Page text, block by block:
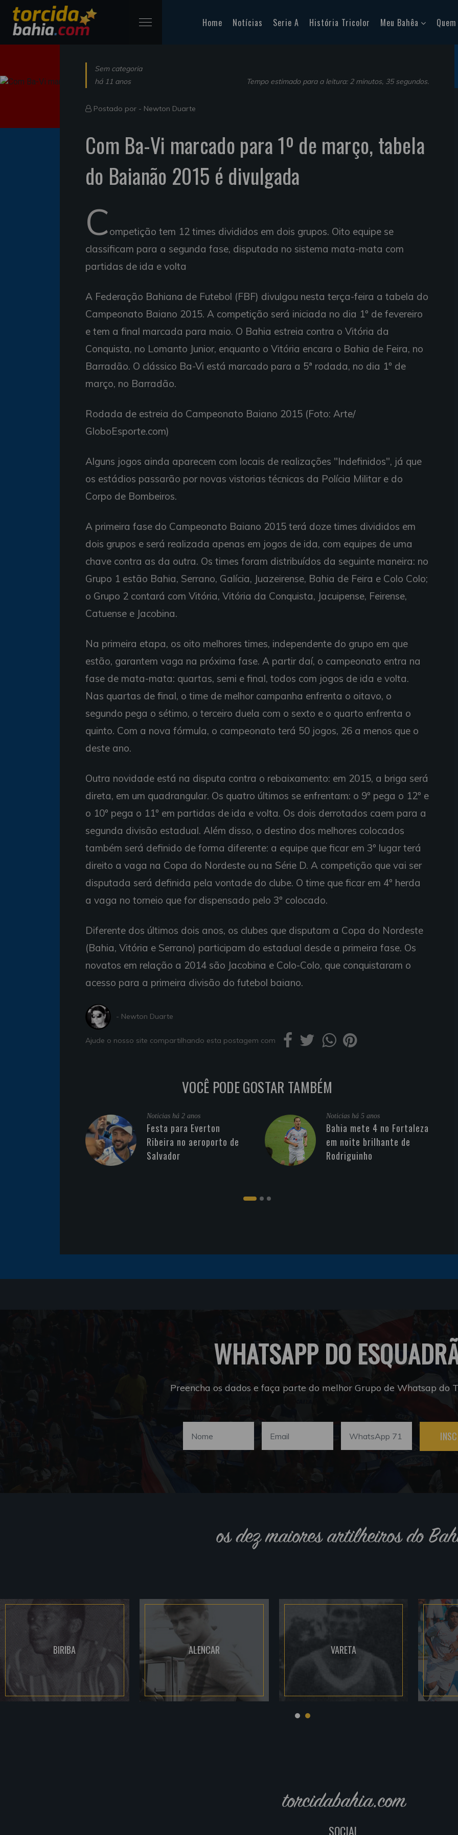
Home Notícias Serie A História Tricolor Meu Bahêa
Sem categoria
há 11 anos
Tempo estimado para a leitura: 2 minutos, 35 segundos.
Postado por - Newton Duarte
Com Ba-Vi marcado para 1º de março, tabela
do Baianão 2015 é divulgada
Competição tem 12 times divididos em dois grupos. Oito equipe se
classificam para a segunda fase, disputada no sistema mata-mata com
partidas de ida e volta
A Federação Bahiana de Futebol (FBF) divulgou nesta terça-feira a tabela do
Campeonato Baiano 2015. A competição será iniciada no dia 1º de fevereiro
e tem a final marcada para maio. O Bahia estreia contra o Vitória da
Conquista, no Lomanto Junior, enquanto o Vitória encara o Bahia de Feira, no
Barradão. O clássico Ba-Vi está marcado para a 5ª rodada, no dia 1º de
março, no Barradão.
Rodada de estreia do Campeonato Baiano 2015 (Foto: Arte/
GloboEsporte.com)
Alguns jogos ainda aparecem com locais de realizações "Indefinidos", já que
os estádios passarão por novas vistorias técnicas da Polícia Militar e do
Corpo de Bombeiros.
A primeira fase do Campeonato Baiano 2015 terá doze times divididos em
dois grupos e será realizada apenas em jogos de ida, com equipes de uma
chave contra as da outra. Os times foram distribuídos da seguinte maneira: no
Grupo 1 estão Bahia, Serrano, Galícia, Juazeirense, Bahia de Feira e Colo Colo;
o Grupo 2 contará com Vitória, Vitória da Conquista, Jacuipense, Feirense,
Catuense e Jacobina.
Na primeira etapa, os oito melhores times, independente do grupo em que
estão, garantem vaga na próxima fase. A partir daí, o campeonato entra na
fase de mata-mata: quartas, semi e final, todos com jogos de ida e volta.
Nas quartas de final, o time de melhor campanha enfrenta o oitavo, o
segundo pega o sétimo, o terceiro duela com o sexto e o quarto enfrenta o
quinto. Com a nova fórmula, o campeonato terá 50 jogos, 26 a menos que o
deste ano.
Outra novidade está na disputa contra o rebaixamento: em 2015, a briga será
direta, em um quadrangular. Os quatro últimos se enfrentam: o 9º pega o 12º e
o 10º pega o 11º em partidas de ida e volta. Os dois derrotados caem para a
segunda divisão estadual. Além disso, o destino dos melhores colocados
também será definido de forma diferente: a equipe que ficar em 3º lugar terá
direito a vaga na Copa do Nordeste ou na Série D. A competição que vai ser
disputada será definida pela vontade do clube. O time que ficar em 4º herda
a vaga no torneio que for dispensado pelo 3º colocado.
Diferente dos últimos dois anos, os clubes que disputam a Copa do Nordeste
(Bahia, Vitória e Serrano) participam do estadual desde a primeira fase. Os
novatos em relação a 2014 são Jacobina e Colo-Colo, que conquistaram o
acesso para a primeira divisão do futebol baiano.
- Newton Duarte
Ajude o nosso site compartilhando esta postagem com
VOCÊ PODE GOSTAR TAMBÉM
Noticias há 2 anos
Festa para Everton
Ribeira no aeroporto de
Salvador
Noticias há 5 anos
Bahia mete 4 no Fortaleza
em noite brilhante de
Rodriguinho
WHATSAPP DO
Preencha os dados e faça parte do melhor Grupo de Whatsap do
os dez maiores artilheiros do
BIRIBA ALENCAR VARETA
torcidabahia.com
SOCIAL